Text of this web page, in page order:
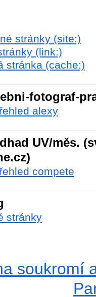
stránky (site:)
(link:)
stránka (cache:)
fotograf-
alexy
UV/měs.
compete
stránky
soukromí